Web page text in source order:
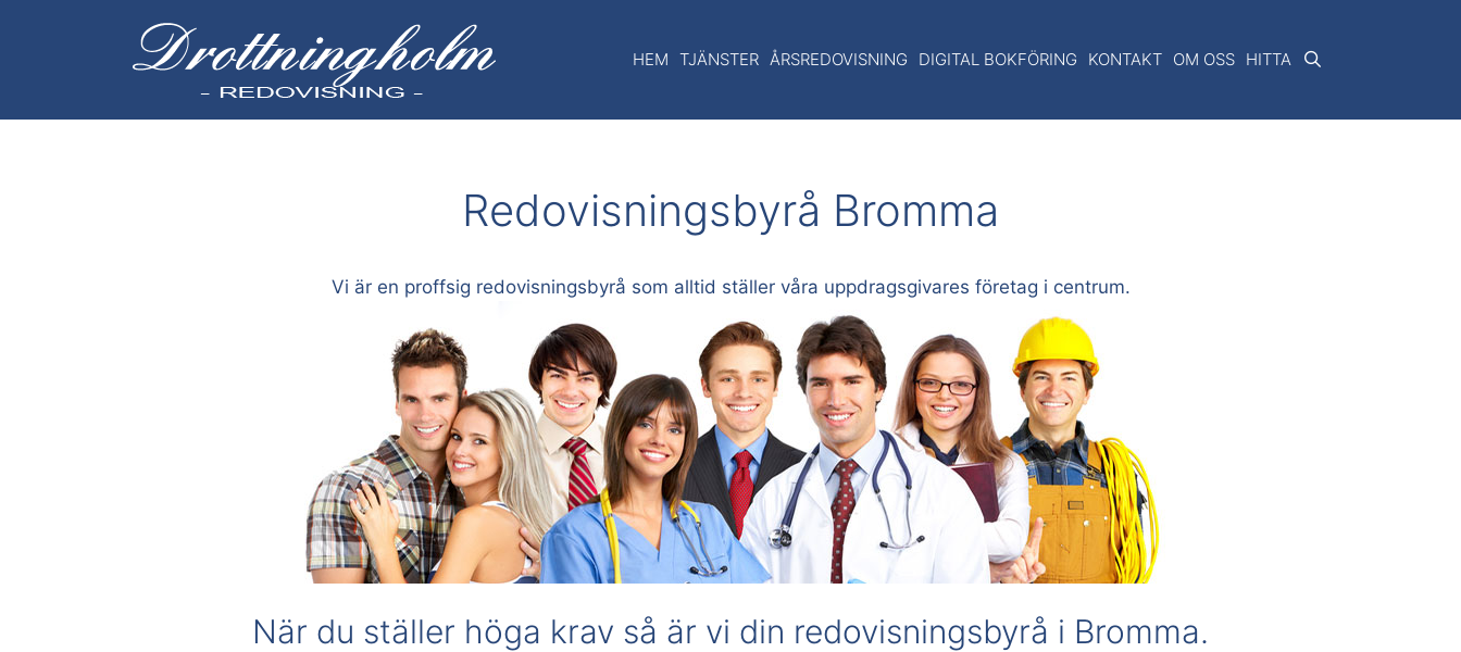
HEM TJÄNSTER ÅRSREDOVISNING DIGITAL BOKFÖRING KONTAKT OM OSS HITTA
Redovisningsbyrå Bromma
Vi är en proffsig redovisningsbyrå som alltid ställer våra uppdragsgivares företag i centrum.
När du ställer höga krav så är vi din redovisningsbyrå i Bromma.